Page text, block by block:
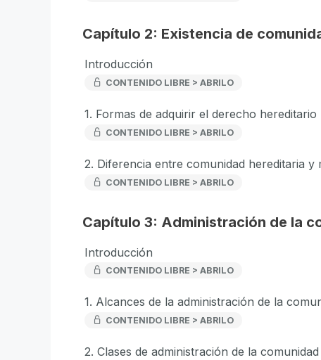
Capítulo 2: Existencia de
Introducción
CONTENIDO LIBRE > ABRILO
1. Formas de adquirir el derecho hereditario
CONTENIDO LIBRE > ABRILO
2. Diferencia entre comunidad hereditaria y
CONTENIDO LIBRE > ABRILO
Capítulo 3: Administración de la
Introducción
CONTENIDO LIBRE > ABRILO
1. Alcances de la administración de la
CONTENIDO LIBRE > ABRILO
2. Clases de administración de la